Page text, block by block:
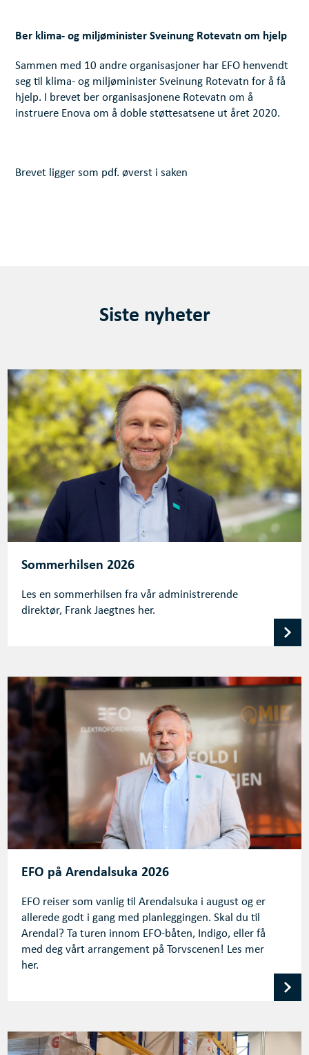
Ber klima- og miljøminister Sveinung Rotevatn om hjelp
Sammen med 10 andre organisasjoner har EFO henvendt
seg til klima- og miljøminister Sveinung Rotevatn for å få
hjelp. I brevet ber organisasjonene Rotevatn om å
instruere Enova om å doble støttesatsene ut året 2020.
Brevet ligger som pdf. øverst i saken
Siste nyheter
Sommerhilsen 2026
Les en sommerhilsen fra vår administrerende
direktør, Frank Jaegtnes her.
EFO på Arendalsuka 2026
EFO reiser som vanlig til Arendalsuka i august og er
allerede godt i gang med planleggingen. Skal du til
Arendal? Ta turen innom EFO-båten, Indigo, eller få
med deg vårt arrangement på Torvscenen! Les mer
her.